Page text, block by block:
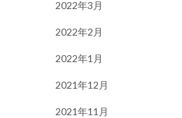
2022年3月
2022年2月
2022年1月
2021年12月
2021年11月